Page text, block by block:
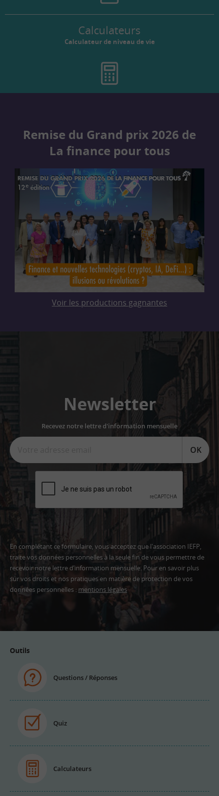
Calculateurs
Calculateur de niveau de vie
Remise du Grand prix 2026 de
La finance pour tous
Voir les productions gagnantes
Newsletter
Recevez notre lettre d'information mensuelle
OK
En complétant ce formulaire, vous acceptez que l'association IEFP,
traite vos données personnelles à la seule fin de vous permettre de
recevoir notre lettre d’information mensuelle. Pour en savoir plus
sur vos droits et nos pratiques en matière de protection de vos
données personnelles : mentions légales
Adresse
Outils
Questions / Réponses
Quiz
Calculateurs